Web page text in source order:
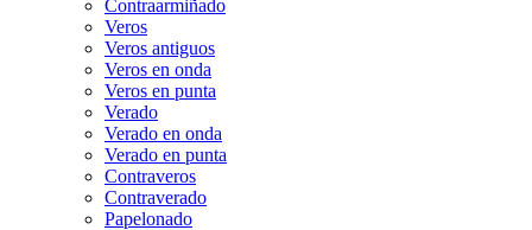
Contraarmiñado
Veros
Veros antiguos
Veros en onda
Veros en punta
Verado
Verado en onda
Verado en punta
Contraveros
Contraverado
Papelonado